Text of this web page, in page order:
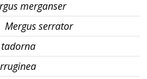
merganser
Mergus serrator